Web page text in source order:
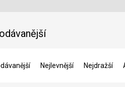
Nejlevnější Nejdražší